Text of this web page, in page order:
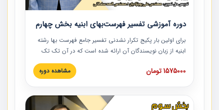
دوره آموزشی تفسیر فهرست‌بهای ابنیه بخش چهارم
برای اولین بار پکیج تکرار نشدنی تفسیر جامع فهرست بها رشته
ابنیه از زبان نویسندگان آن ارائه شده است که در آن تک تک
ردیف ها و مطالب فهرست بها تفسیر و ارائه شده است. این
دوره به صورت کامل تصویری بوده و به همراه تصاویر عملیات
دوره با کلام مهندس علیرضاحسین‌زاده مدیر پروژه مهندسی
مشاور در امر بازنگری فهرست بها رشته ابنیه ارائه شده و به تمام
1575000 تومان مشاهده دوره